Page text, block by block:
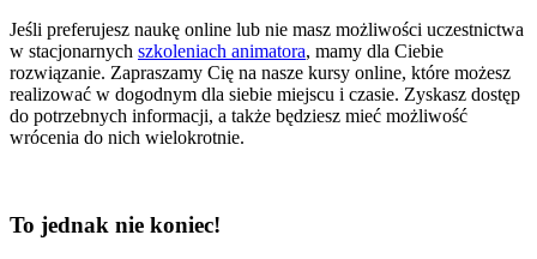
Jeśli preferujesz naukę online lub nie masz możliwości uczestnictwa
w stacjonarnych szkoleniach animatora, mamy dla Ciebie
rozwiązanie. Zapraszamy Cię na nasze kursy online, które możesz
realizować w dogodnym dla siebie miejscu i czasie. Zyskasz dostęp
do potrzebnych informacji, a także będziesz mieć możliwość
wrócenia do nich wielokrotnie.
To jednak nie koniec!